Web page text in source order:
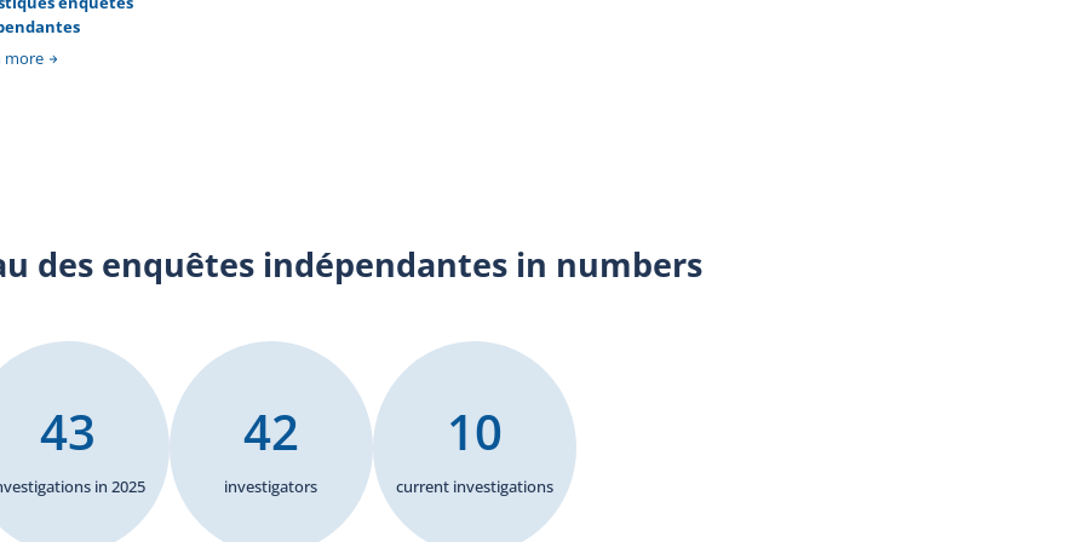
détention par un corps de police.
more
des enquêtes indépendantes in numbers
in 2025
43
investigators
42
current investigations
10